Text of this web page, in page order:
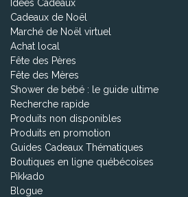
Idées Cadeaux
Cadeaux de Noël
Marché de Noël virtuel
Achat local
Fête des Pères
Fête des Mères
Shower de bébé : le guide ultime
Recherche rapide
Produits non disponibles
Produits en promotion
Guides Cadeaux Thématiques
Boutiques en ligne québécoises
Pikkado
Blogue